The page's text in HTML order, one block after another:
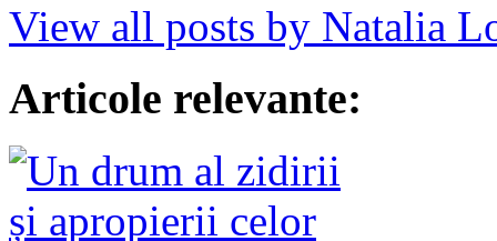
View all posts by Natalia
Articole relevante: